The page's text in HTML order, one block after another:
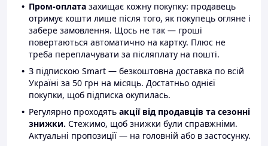
Пром-оплата захищає кожну покупку: продавець
отримує кошти лише після того, як покупець огляне і
забере замовлення. Щось не так — гроші
повертаються автоматично на картку. Плюс не
треба переплачувати за післяплату на пошті.
З підпискою Smart — безкоштовна доставка по всій
Україні за 50 грн на місяць. Достатньо однієї
покупки, щоб підписка окупилась.
Регулярно проходять акції від продавців та сезонні
знижки. Стежимо, щоб знижки були справжніми.
Актуальні пропозиції — на головній або в застосунку.